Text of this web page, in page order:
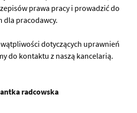
prawa pracy i prowadzić do
dla pracodawcy.
dotyczących uprawnień
do kontaktu z naszą kancelarią.
radcowska